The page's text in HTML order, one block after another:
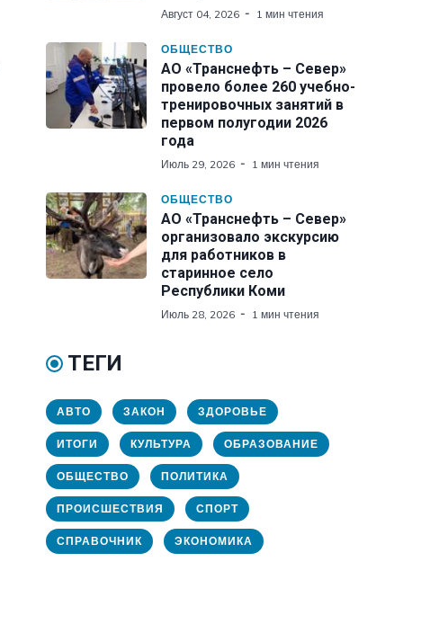
Август 04, 2026 1 мин чтения
ОБЩЕСТВО
АО «Транснефть – Север»
провело более 260 учебно-
тренировочных занятий в
первом полугодии 2026
года
Июль 29, 2026 1 мин чтения
ОБЩЕСТВО
АО «Транснефть – Север»
организовало экскурсию
для работников в
старинное село
Республики Коми
Июль 28, 2026 1 мин чтения
ТЕГИ
АВТО ЗАКОН ЗДОРОВЬЕ
ИТОГИ КУЛЬТУРА ОБРАЗОВАНИЕ
ОБЩЕСТВО ПОЛИТИКА
ПРОИСШЕСТВИЯ СПОРТ
СПРАВОЧНИК ЭКОНОМИКА